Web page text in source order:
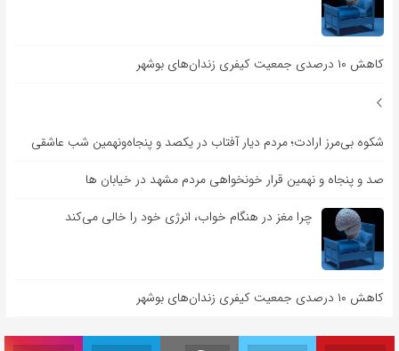
کاهش ۱۰ درصدی جمعیت کیفری زندان‌های بوشهر
شکوه بی‌مرز ارادت؛ مردم دیار آفتاب در یکصد و پنجاه‌ونهمین شب عاشقی
صد و پنجاه و نهمین قرار خونخواهی مردم مشهد در خیابان ها
چرا مغز در هنگام خواب، انرژی خود را خالی می‌کند
کاهش ۱۰ درصدی جمعیت کیفری زندان‌های بوشهر